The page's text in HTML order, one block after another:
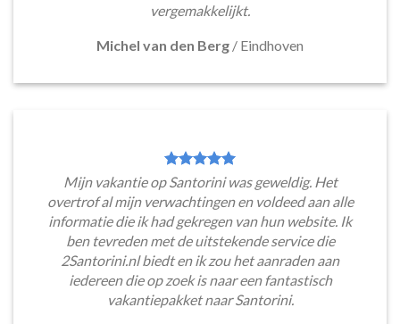
vergemakkelijkt.
Michel van den Berg / Eindhoven
Mijn vakantie op Santorini was geweldig. Het
overtrof al mijn verwachtingen en voldeed aan alle
informatie die ik had gekregen van hun website. Ik
ben tevreden met de uitstekende service die
2Santorini.nl biedt en ik zou het aanraden aan
iedereen die op zoek is naar een fantastisch
vakantiepakket naar Santorini.